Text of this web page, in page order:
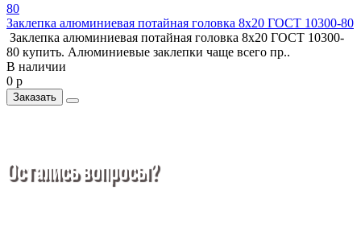
Заклепка алюминиевая потайная головка 8x20 ГОСТ 10300-80
Заклепка алюминиевая потайная головка 8x20 ГОСТ 10300-
80 купить. Алюминиевые заклепки чаще всего пр..
В наличии
0 р
Заказать
Остались вопросы?